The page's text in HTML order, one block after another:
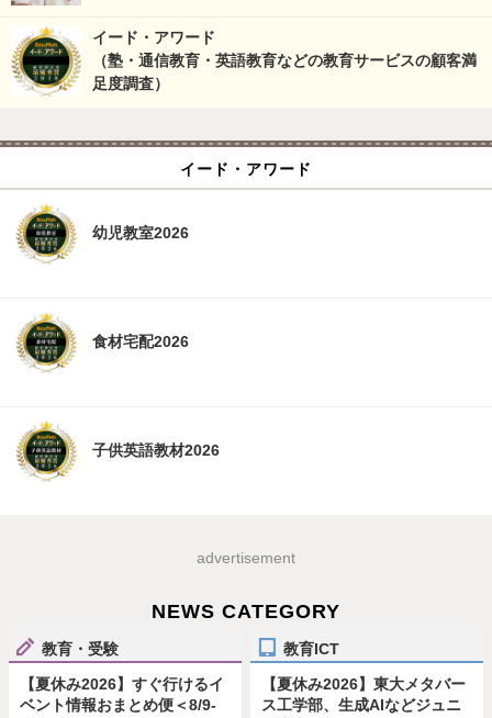
イード・アワード
（塾・通信教育・英語教育などの教育サービスの顧客満
足度調査）
イード・アワード
幼児教室2026
食材宅配2026
子供英語教材2026
advertisement
NEWS CATEGORY
教育・受験
【夏休み2026】すぐ行けるイ
ベント情報おまとめ便＜8/9-
教育ICT
【夏休み2026】東大メタバー
ス工学部、生成AIなどジュニ